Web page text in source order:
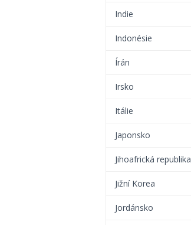
Indie
Indonésie
Írán
Irsko
Itálie
Japonsko
Jihoafrická republika
Jižní Korea
Jordánsko